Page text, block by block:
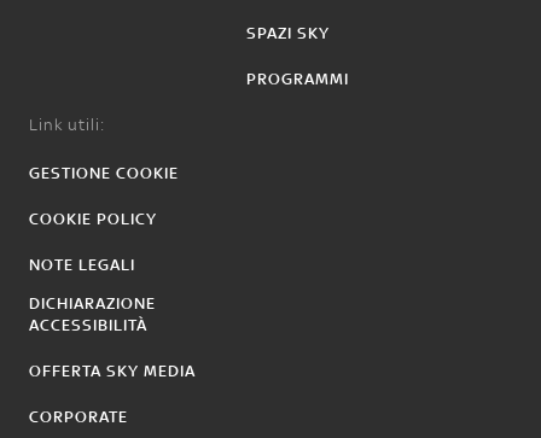
SPAZI SKY
PROGRAMMI
Link utili:
GESTIONE COOKIE
COOKIE POLICY
NOTE LEGALI
DICHIARAZIONE
ACCESSIBILITÀ
OFFERTA SKY MEDIA
CORPORATE